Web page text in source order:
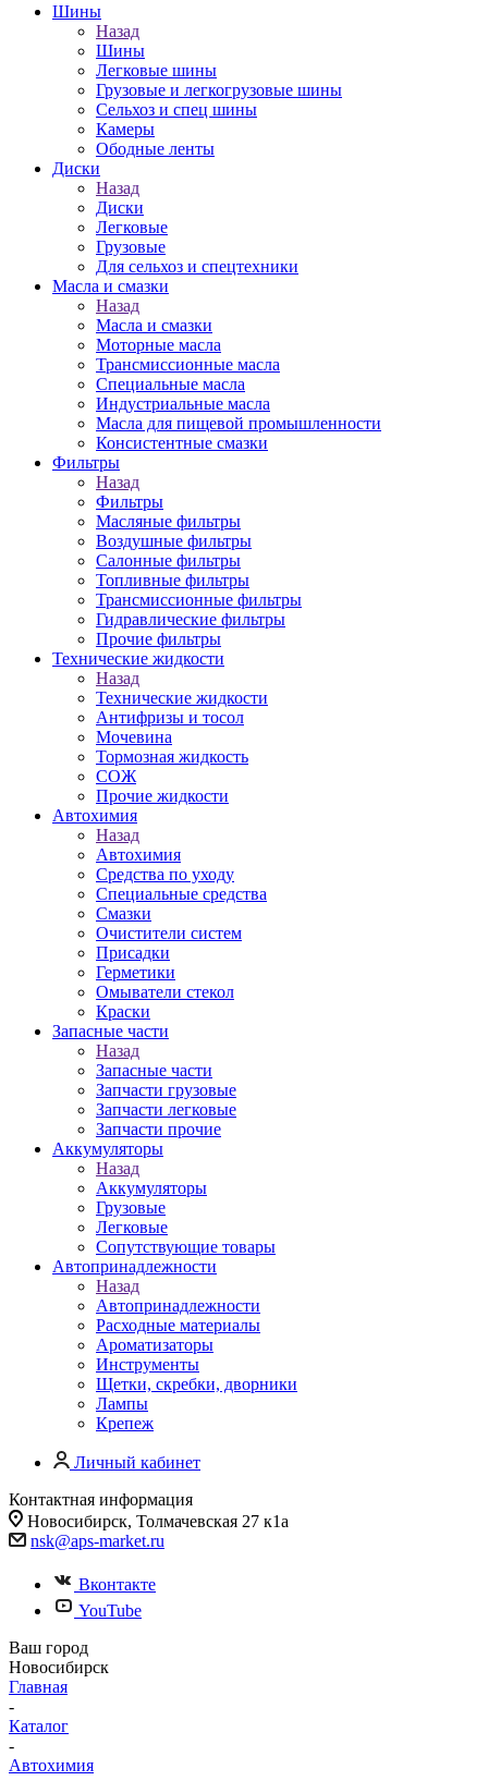
Шины
Назад
Шины
Легковые шины
Грузовые и легкогрузовые шины
Сельхоз и спец шины
Камеры
Ободные ленты
Диски
Назад
Диски
Легковые
Грузовые
Для сельхоз и спецтехники
Масла и смазки
Назад
Масла и смазки
Моторные масла
Трансмиссионные масла
Специальные масла
Индустриальные масла
Масла для пищевой промышленности
Консистентные смазки
Фильтры
Назад
Фильтры
Масляные фильтры
Воздушные фильтры
Салонные фильтры
Топливные фильтры
Трансмиссионные фильтры
Гидравлические фильтры
Прочие фильтры
Технические жидкости
Назад
Технические жидкости
Антифризы и тосол
Мочевина
Тормозная жидкость
СОЖ
Прочие жидкости
Автохимия
Назад
Автохимия
Средства по уходу
Специальные средства
Смазки
Очистители систем
Присадки
Герметики
Омыватели стекол
Краски
Запасные части
Назад
Запасные части
Запчасти грузовые
Запчасти легковые
Запчасти прочие
Аккумуляторы
Назад
Аккумуляторы
Грузовые
Легковые
Сопутствующие товары
Автопринадлежности
Назад
Автопринадлежности
Расходные материалы
Ароматизаторы
Инструменты
Щетки, скребки, дворники
Лампы
Крепеж
Личный кабинет
Контактная информация
Новосибирск, Толмачевская 27 к1а
nsk@aps-market.ru
Вконтакте
YouTube
Ваш город
Новосибирск
Главная
-
Каталог
-
Автохимия